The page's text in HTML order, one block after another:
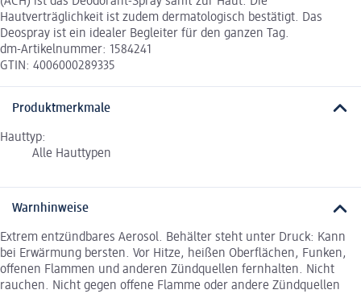
Hautverträglichkeit ist zudem dermatologisch bestätigt. Das
Deospray ist ein idealer Begleiter für den ganzen Tag.
dm-Artikelnummer: 1584241
GTIN: 4006000289335
Produktmerkmale
Hauttyp:
Alle Hauttypen
Warnhinweise
Extrem entzündbares Aerosol. Behälter steht unter Druck: Kann
bei Erwärmung bersten. Vor Hitze, heißen Oberflächen, Funken,
offenen Flammen und anderen Zündquellen fernhalten. Nicht
rauchen. Nicht gegen offene Flamme oder andere Zündquellen